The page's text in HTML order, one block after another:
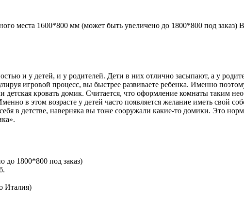
места 1600*800 мм (может быть увеличено до 1800*800 под
и у детей, и у родителей. Дети в них отлично засыпают, а у
игровой процесс, вы быстрее развиваете ребенка. Именно
кровать домик. Считается, что оформление комнаты таким
в этом возрасте у детей часто появляется желание иметь свой
в детстве, наверняка вы тоже сооружали какие-то домики. Это
до 1800*800 под заказ)
Италия)